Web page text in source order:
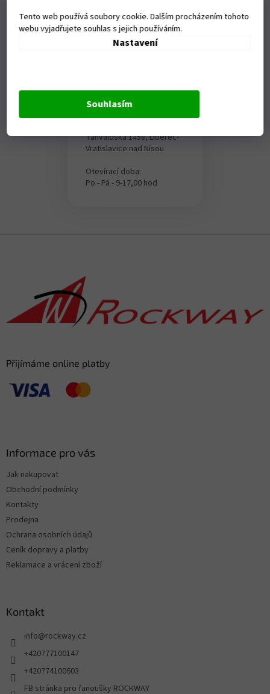
Tento web používá soubory cookie. Dalším procházením tohoto
webu vyjadřujete souhlas s jejich používáním.
Nastavení
Souhlasím
Kamenná
prodejna
Tanvaldská 1458, Liberec-
Vratislavice nad Nisou
Otevírací doba:
Po - Pá - 9-17,00 hod
Přijímáme online platby
Informace pro vás
Jak nakupovat
Obchodní podmínky
Kontakty
Prodejna
Ochrana osobních údajů
Ceník dopravy a platby
Reklamace a vrácení zboží
Kontakt
info@rockway.cz
+420777100147
+420774100603
FB stránka pro fanoušky ROCKWAY